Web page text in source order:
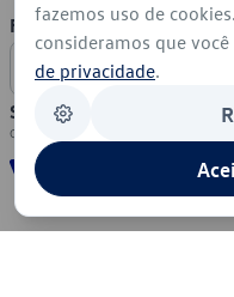
Formas de Pagamento
Segurança
fazemos uso de
consideramos que
de privacidade.